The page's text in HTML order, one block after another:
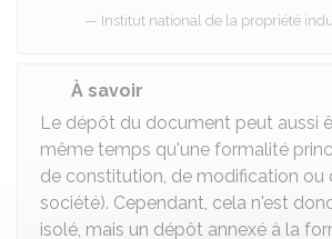
Institut national de la propriété
À savoir
Le dépôt du document peut aussi
même temps qu'une formalité
de constitution, de modification ou
société). Cependant, cela n'est
isolé, mais un dépôt annexé à la